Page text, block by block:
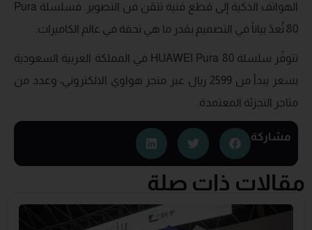
الهواتف الذكية إلى قطع فنية تتقن فن التصوير. فسلسلة Pura
80 تُعدّ بياناً في التصميم بقدر ما هي تحفة في عالم الكاميرات.
تتوفّر سلسلة HUAWEI Pura 80 في المملكة العربية السعودية
بسعر يبدأ من 2599 ريال عبر متجر هواوي الالكتروني، وعدد من
متاجر التجزئة المعتمدة.
مشاركة
مقالات ذات صلة